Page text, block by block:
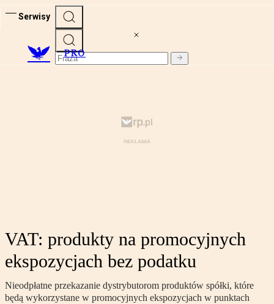
Serwisy
PRO
VAT: produkty na promocyjnych
ekspozycjach bez podatku
Nieodpłatne przekazanie dystrybutorom produktów spółki, które
będą wykorzystane w promocyjnych ekspozycjach w punktach